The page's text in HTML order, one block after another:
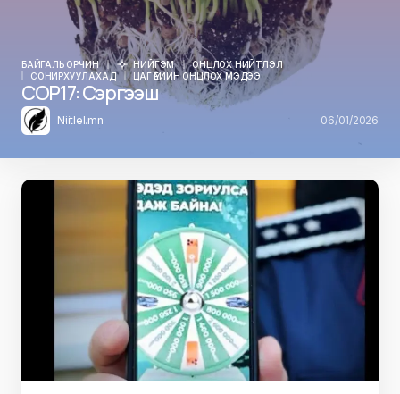
БАЙГАЛЬ ОРЧИН НИЙГЭМ
ОНЦЛОХ НИЙТЛЭЛ
СОНИРХУУЛАХАД
ЦАГ ҮЕИЙН ОНЦЛОХ МЭДЭЭ
COP17: Сэргээш
Niitlel.mn 06/01/2026